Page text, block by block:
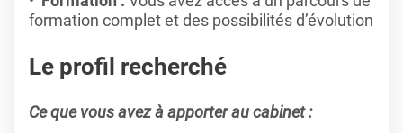
formation complet et des possibilités d’évolution
Le profil recherché
Ce que vous avez à apporter au cabinet :